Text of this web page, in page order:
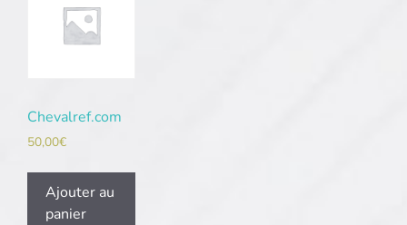
Chevalref.com
50,00€
Ajouter au
panier